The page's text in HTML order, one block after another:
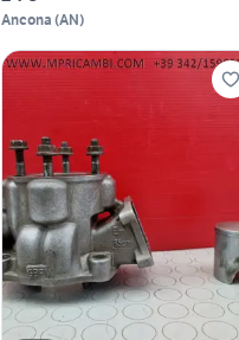
Ancona (AN)